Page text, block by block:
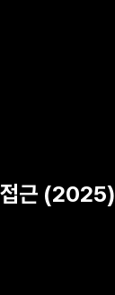
접근 (2025)